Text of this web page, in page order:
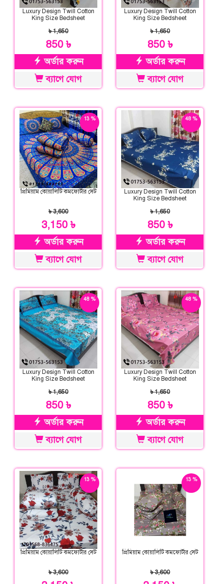
Luxury Design Twill Cotton
King Size Bedsheet
৳ 1,650
850 ৳
অর্ডার করুন
ব্যাগে যোগ
Luxury Design Twill Cotton
King Size Bedsheet
৳ 1,650
850 ৳
অর্ডার করুন
ব্যাগে যোগ
13 %
প্রিমিয়াম কোয়ালিটি কমফোর্টার সেট
৳ 3,600
3,150 ৳
অর্ডার করুন
ব্যাগে যোগ
48 %
Luxury Design Twill Cotton
King Size Bedsheet
৳ 1,650
850 ৳
অর্ডার করুন
ব্যাগে যোগ
48 %
Luxury Design Twill Cotton
King Size Bedsheet
৳ 1,650
850 ৳
অর্ডার করুন
ব্যাগে যোগ
48 %
Luxury Design Twill Cotton
King Size Bedsheet
৳ 1,650
850 ৳
অর্ডার করুন
ব্যাগে যোগ
13 %
প্রিমিয়াম কোয়ালিটি কমফোর্টার সেট
৳ 3,600
13 %
প্রিমিয়াম কোয়ালিটি কমফোর্টার সেট
৳ 3,600